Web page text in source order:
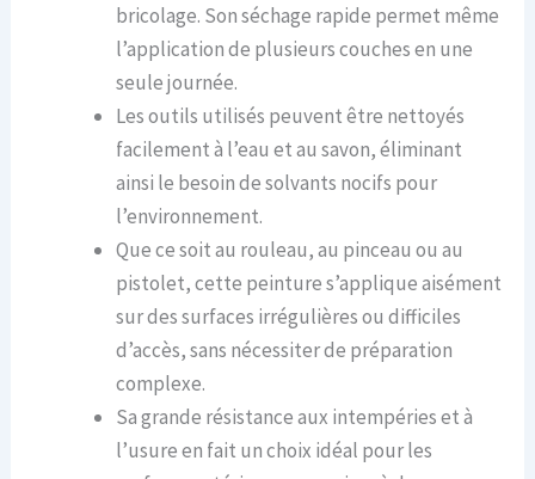
bricolage. Son séchage rapide permet même
l’application de plusieurs couches en une
seule journée.
Les outils utilisés peuvent être nettoyés
facilement à l’eau et au savon, éliminant
ainsi le besoin de solvants nocifs pour
l’environnement.
Que ce soit au rouleau, au pinceau ou au
pistolet, cette peinture s’applique aisément
sur des surfaces irrégulières ou difficiles
d’accès, sans nécessiter de préparation
complexe.
Sa grande résistance aux intempéries et à
l’usure en fait un choix idéal pour les